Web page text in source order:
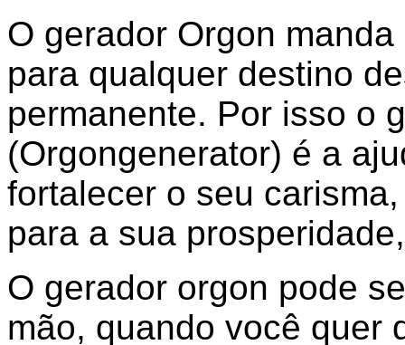
O gerador Orgon
para qualquer destino
permanente. Por isso o
(Orgongenerator) é a
fortalecer o seu
para a sua
O gerador orgon pode
mão, quando você quer